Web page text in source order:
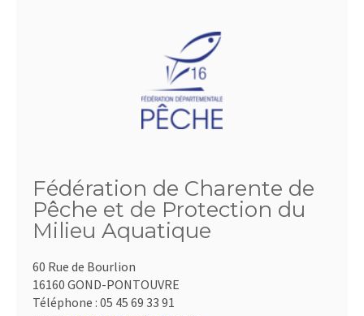
Fédération de Charente de
Pêche et de Protection du
Milieu Aquatique
60 Rue de Bourlion
16160 GOND-PONTOUVRE
Téléphone : 05 45 69 33 91